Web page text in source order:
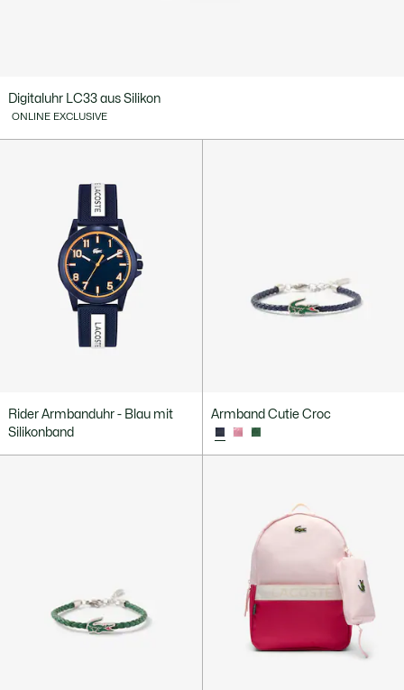
Digitaluhr LC33 aus Silikon
ONLINE EXCLUSIVE
Rider Armbanduhr - Blau mit
Silikonband
Armband Cutie Croc